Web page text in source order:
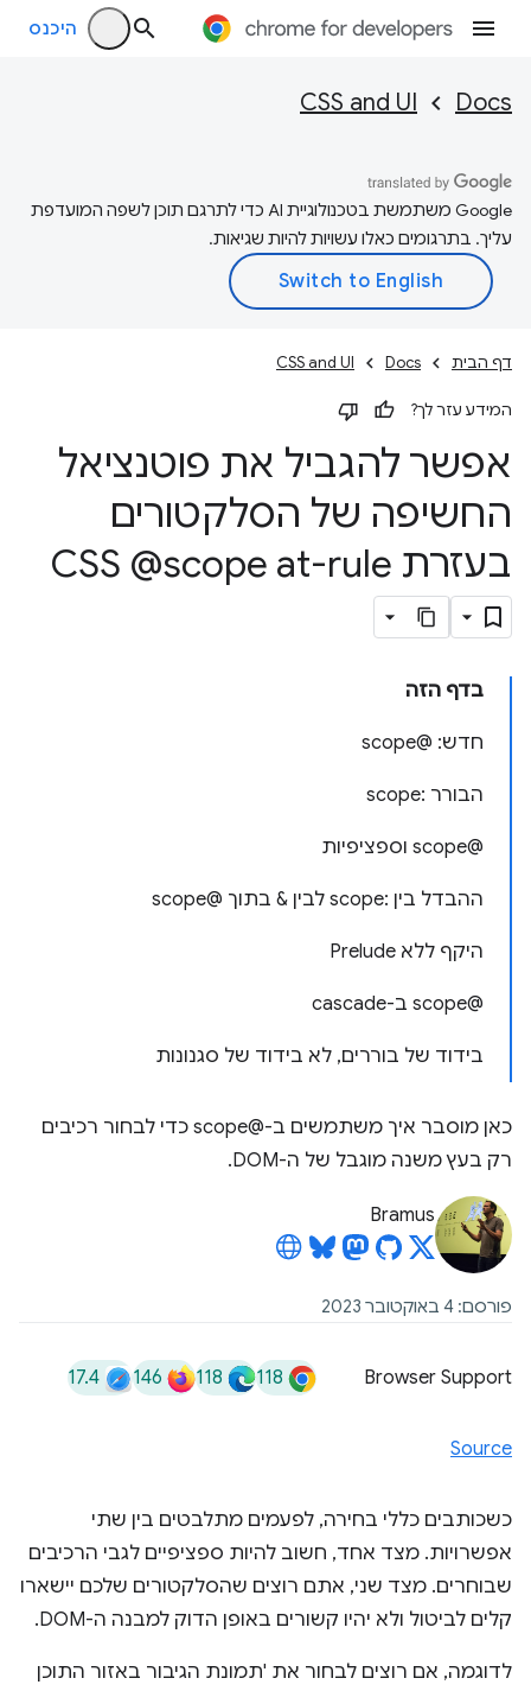
היכנס
Docs
CSS and UI
‫Google משתמשת בטכנולוגיית AI כדי לתרגם תוכן לשפה המועדפת
עליך. בתרגומים כאלו עשויות להיות שגיאות.
דף הבית Docs
CSS and UI
המידע עזר לך?
אפשר להגביל את פוטנציאל
החשיפה של הסלקטורים
בעזרת CSS @scope at-rule
בדף הזה
חדש: @scope
הבורר :scope
@scope וספציפיות
ההבדל בין :scope לבין & בתוך @scope
היקף ללא Prelude
‫@scope ב-cascade
בידוד של בוררים, לא בידוד של סגנונות
כאן מוסבר איך משתמשים ב-@scope כדי לבחור רכיבים
רק בעץ משנה מוגבל של ה-DOM.
Bramus
פורסם: 4 באוקטובר 2023
Browser Support
118
118
146
17.4
Source
כשכותבים כללי בחירה, לפעמים מתלבטים בין שתי
אפשרויות. מצד אחד, חשוב להיות ספציפיים לגבי הרכיבים
שבוחרים. מצד שני, אתם רוצים שהסלקטורים שלכם יישארו
קלים לביטול ולא יהיו קשורים באופן הדוק למבנה ה-DOM.
לדוגמה, אם רוצים לבחור את 'תמונת הגיבור באזור התוכן